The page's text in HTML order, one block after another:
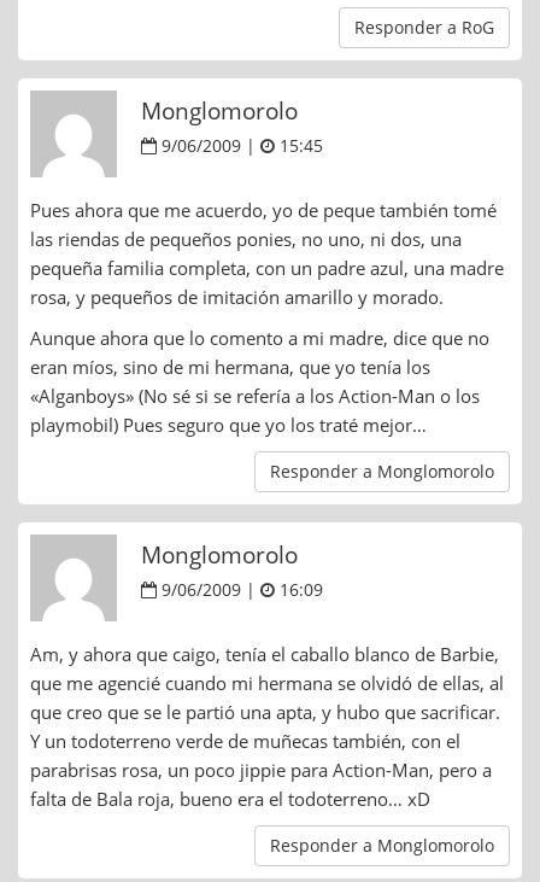
Responder a RoG
Monglomorolo
9/06/2009 | 15:45
Pues ahora que me acuerdo, yo de peque también tomé
las riendas de pequeños ponies, no uno, ni dos, una
pequeña familia completa, con un padre azul, una madre
rosa, y pequeños de imitación amarillo y morado.
Aunque ahora que lo comento a mi madre, dice que no
eran míos, sino de mi hermana, que yo tenía los
«Alganboys» (No sé si se refería a los Action-Man o los
playmobil) Pues seguro que yo los traté mejor…
Responder a Monglomorolo
Monglomorolo
9/06/2009 | 16:09
Am, y ahora que caigo, tenía el caballo blanco de Barbie,
que me agencié cuando mi hermana se olvidó de ellas, al
que creo que se le partió una apta, y hubo que sacrificar.
Y un todoterreno verde de muñecas también, con el
parabrisas rosa, un poco jippie para Action-Man, pero a
falta de Bala roja, bueno era el todoterreno… xD
Responder a Monglomorolo